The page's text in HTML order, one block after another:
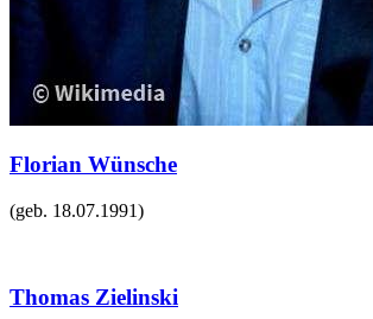
Florian Wünsche
(geb. 18.07.1991)
Thomas Zielinski